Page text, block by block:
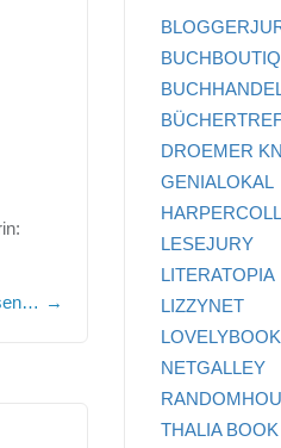
→
DROEMER
GENIALOKAL
LESEJURY
LITERATOPIA
LIZZYNET
NETGALLEY
THALIA